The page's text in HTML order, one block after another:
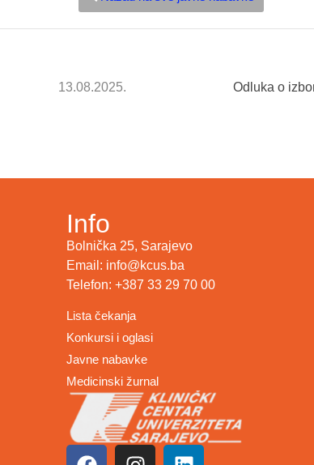
13.08.2025. Odluka o
Info
Bolnička 25, Sarajevo
Email: info@kcus.ba
Telefon: +387 33 29 70 00
Lista čekanja
Konkursi i oglasi
Javne nabavke
Medicinski žurnal